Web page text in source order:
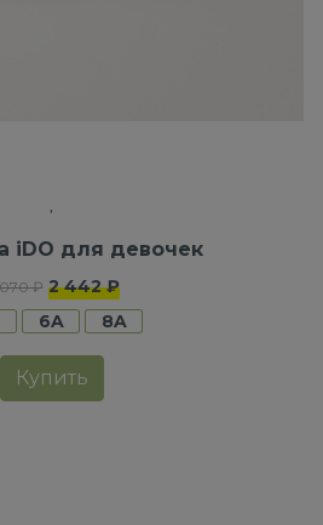
iDO для девочек
₽ 2 442 ₽
6A 8A
Купить